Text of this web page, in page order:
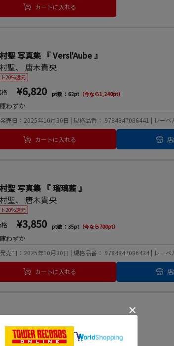
カートに入れる
聖 写真集 『 Versl'Aube 』
聖、 唐木貴央
20%還元
¥6,820 pt数 ：62pt （今なら1,240pt）
わずか
発売日：2025年10月30日 | 規格品番： 9784847086441 | レーベ
カートに入れる
聖 写真集 『 瑠璃藍 』
聖、 唐木貴央
20%還元
¥3,850 pt数 ：35pt （今なら700pt）
わずか
発売日：2025年10月30日 | 規格品番： 9784847086434 | レーベ
カートに入れる
ん 写真集 『 R-25 』
央、るるたん
20%還元